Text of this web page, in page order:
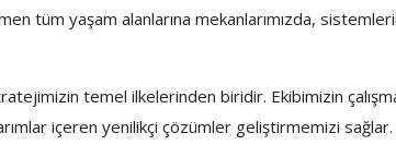
tüm yaşam alanlarına mekanlarımızda,
temel ilkelerinden biridir. Ekibimizin
içeren yenilikçi çözümler geliştirmemizi